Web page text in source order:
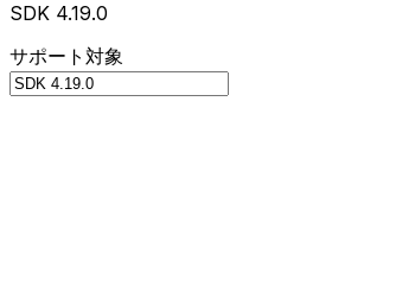
SDK 4.19.0
サポート対象